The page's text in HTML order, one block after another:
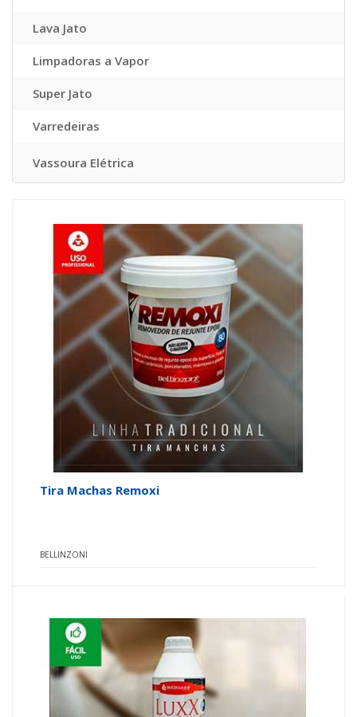
Lava Jato
Limpadoras a Vapor
Super Jato
Varredeiras
Vassoura Elétrica
Tira Machas Remoxi
BELLINZONI